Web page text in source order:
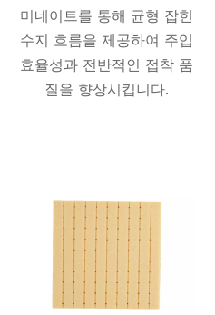
미네이트를 통해 균형 잡힌
수지 흐름을 제공하여 주입
효율성과 전반적인 접착 품
질을 향상시킵니다.